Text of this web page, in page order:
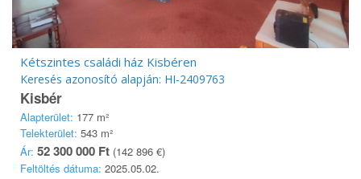
Kétszintes családi ház Kisbéren
Keresés azonosító alapján: HI-2409763
Kisbér
Alapterület: 177 m²
Telekterület: 543 m²
Ár: 52 300 000 Ft (142 896 €)
Feltöltés dátuma: 2025.05.02.